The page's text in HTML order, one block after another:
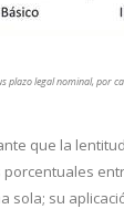
plazo legal nominal, por
que la
sola; su